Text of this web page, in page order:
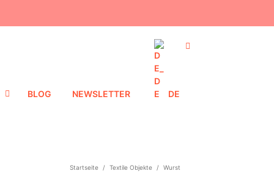
BLOG NEWSLETTER DE
Startseite / Textile Objekte / Wurst